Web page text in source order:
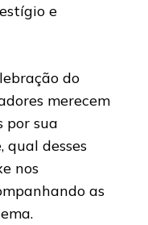
e
do
merecem
por sua
qual desses
nos
as